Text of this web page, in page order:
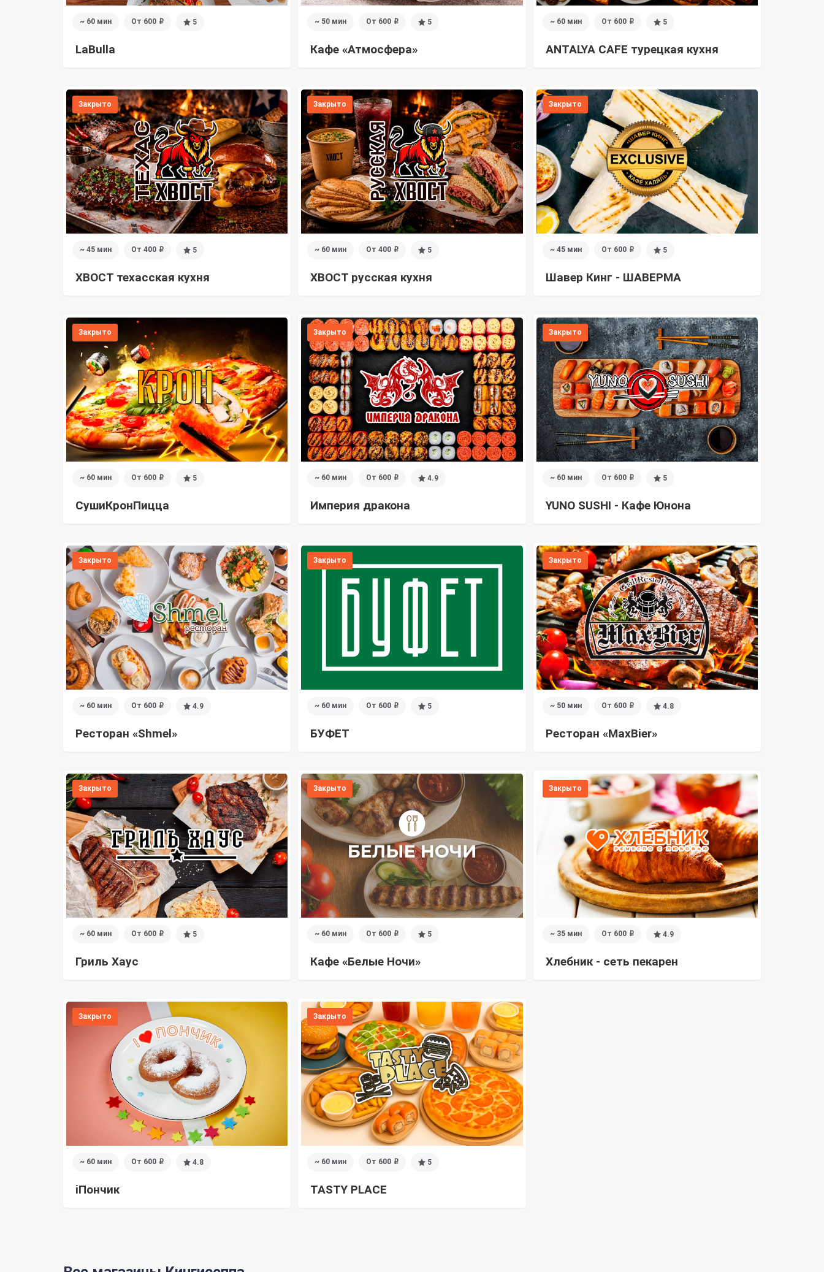
~ 60 мин От 600 i 5
LaBulla
~ 50 мин От 600 i 5
Кафе «Атмосфера»
~ 60 мин От 600 i 5
ANTALYA CAFE турецкая кухня
Закрыто
~ 45 мин От 400 i 5
ХВОСТ техасская кухня
Закрыто
~ 60 мин От 400 i 5
ХВОСТ русская кухня
Закрыто
~ 45 мин От 600 i 5
Шавер Кинг - ШАВЕРМА
Закрыто
~ 60 мин От 600 i 5
СушиКронПицца
Закрыто
~ 60 мин От 600 i 4.9
Империя дракона
Закрыто
~ 60 мин От 600 i 5
YUNO SUSHI - Кафе Юнона
Закрыто
~ 60 мин От 600 i 4.9
Ресторан «Shmel»
Закрыто
~ 60 мин От 600 i 5
БУФЕТ
Закрыто
~ 50 мин От 600 i 4.8
Ресторан «MaxBier»
Закрыто
~ 60 мин От 600 i 5
Гриль Хаус
Закрыто
~ 60 мин От 600 i 5
Кафе «Белые Ночи»
Закрыто
~ 35 мин От 600 i 4.9
Хлебник - сеть пекарен
Закрыто
~ 60 мин От 600 i 4.8
iПончик
Закрыто
~ 60 мин От 600 i 5
TASTY PLACE